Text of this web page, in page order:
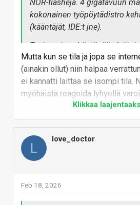
NOR-flashejä. 4 gigatavuun
kokonainen työpöytädistro
(kääntäjät, IDE:t jne).
Tosin noissa häntäpään
se, että jos tavara on yhdellä
enää leikata pienemmiksi
Valmistuskustannuksetkaan
halpenisivat vaikka
kasvattaisi. Hinta muodostuu
kysynnän ja tarjonnan
Mutta kun se tila ja jopa se
(ainakin ollut) niin halpaa
ei kannatti laittaa se isompi tila.
myöhäistä reagoida lyhyellä
verkosta per ajuripäivitys. Oletan,
siellä on varmaan kokonainen
optimoimaton Linux-distro
sen mahdollisimman suuren
hyökkäyspintaa kaapata tulostin
Klikkaa
L
love_doctor
Feb 18, 2026